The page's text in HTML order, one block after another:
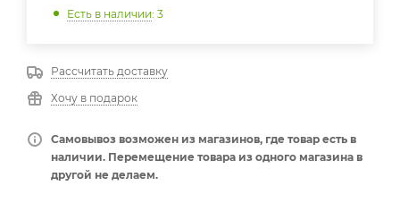
Есть в наличии: 3
Рассчитать доставку
Хочу в подарок
Самовывоз возможен из магазинов, где товар есть в
наличии. Перемещение товара из одного магазина в
другой не делаем.